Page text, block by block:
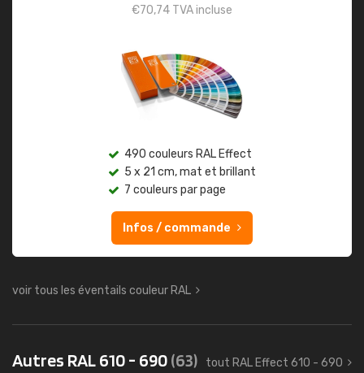
€70,74 TVA incluse
490 couleurs RAL Effect
5 x 21 cm, mat et brillant
7 couleurs par page
Infos / commande
voir tous les éventails couleur RAL
Autres RAL 610 - 690(63) tout RAL Effect 610 - 690